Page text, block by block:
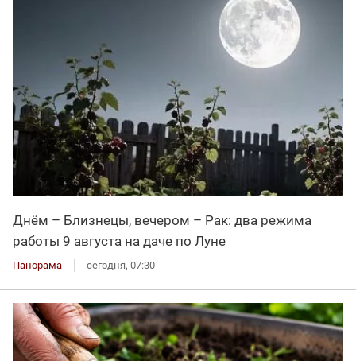
Днём – Близнецы, вечером – Рак: два режима
работы 9 августа на даче по Луне
Панорама сегодня, 07:30